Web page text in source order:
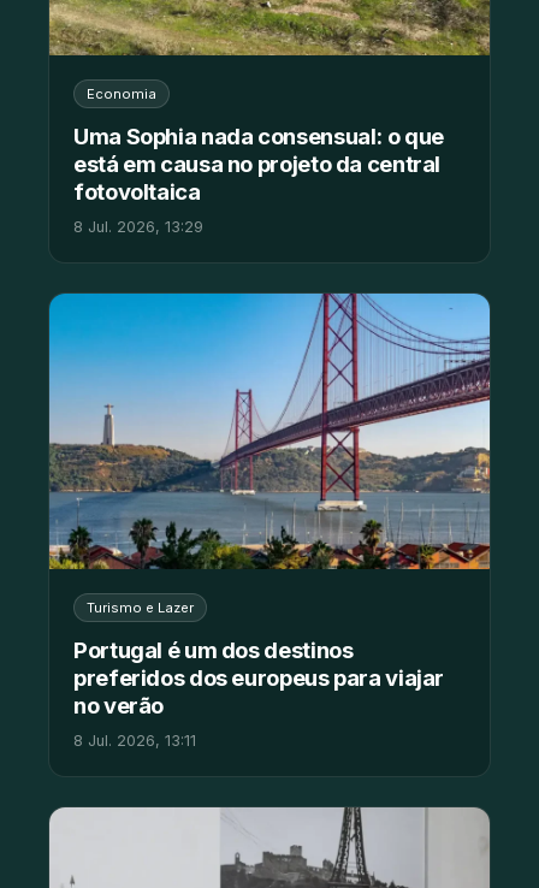
Economia
Uma Sophia nada consensual: o que
está em causa no projeto da central
fotovoltaica
8 Jul. 2026, 13:29
Turismo e Lazer
Portugal é um dos destinos
preferidos dos europeus para viajar
no verão
8 Jul. 2026, 13:11